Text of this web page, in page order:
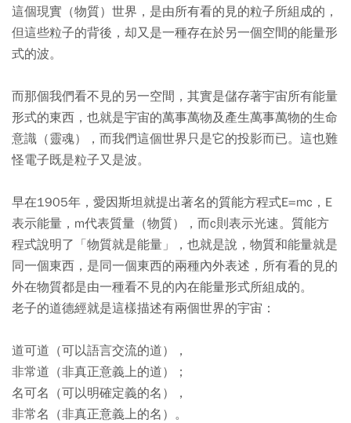
這個現實（物質）世界，是由所有看的見的粒子所組成的，
但這些粒子的背後，却又是一種存在於另一個空間的能量形
式的波。
而那個我們看不見的另一空間，其實是儲存著宇宙所有能量
形式的東西，也就是宇宙的萬事萬物及產生萬事萬物的生命
意識（靈魂），而我們這個世界只是它的投影而已。這也難
怪電子既是粒子又是波。
早在1905年，愛因斯坦就提出著名的質能方程式E=mc，E
表示能量，m代表質量（物質），而c則表示光速。質能方
程式說明了「物質就是能量」，也就是說，物質和能量就是
同一個東西，是同一個東西的兩種內外表述，所有看的見的
外在物質都是由一種看不見的內在能量形式所組成的。
老子的道德經就是這樣描述有兩個世界的宇宙：
道可道（可以語言交流的道），
非常道（非真正意義上的道）；
名可名（可以明確定義的名），
非常名（非真正意義上的名）。